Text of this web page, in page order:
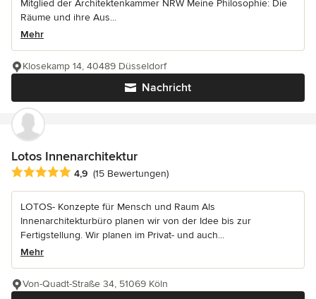
Mitglied der Architektenkammer NRW Meine Philosophie: Die
Räume und ihre Aus...
Mehr
Nachricht
Klosekamp 14, 40489 Düsseldorf
Lotos Innenarchitektur
Durchschnittliche Bewertung: 4.9 von 5 Sternen
4,9 (15 Bewertungen)
LOTOS- Konzepte für Mensch und Raum Als
Innenarchitekturbüro planen wir von der Idee bis zur
Fertigstellung. Wir planen im Privat- und auch...
Mehr
Von-Quadt-Straße 34, 51069 Köln